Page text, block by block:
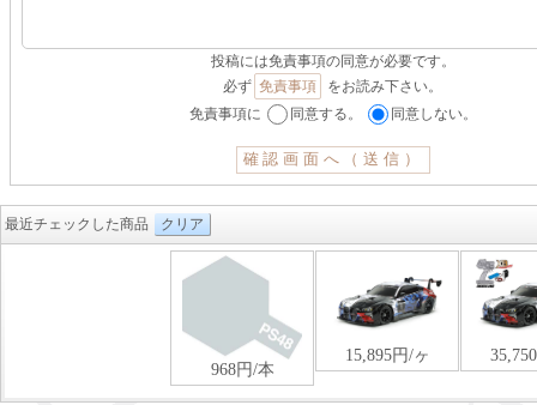
投稿には免責事項の同意が必要です。
必ず 免責事項
をお読み下さい。
免責事項に
同意する。 同意しない。
最近チェックした商品 クリア